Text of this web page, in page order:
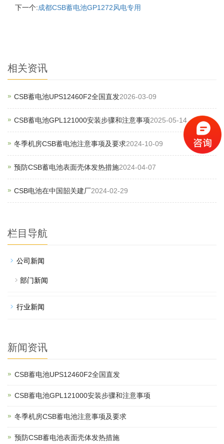
下一个:成都CSB蓄电池GP1272风电专用
相关资讯
CSB蓄电池UPS12460F2全国直发2026-03-09
CSB蓄电池GPL121000安装步骤和注意事项2025-05-14
冬季机房CSB蓄电池注意事项及要求2024-10-09
预防CSB蓄电池表面壳体发热措施2024-04-07
CSB电池在中国韶关建厂2024-02-29
栏目导航
公司新闻
部门新闻
行业新闻
新闻资讯
CSB蓄电池UPS12460F2全国直发
CSB蓄电池GPL121000安装步骤和注意事项
冬季机房CSB蓄电池注意事项及要求
预防CSB蓄电池表面壳体发热措施